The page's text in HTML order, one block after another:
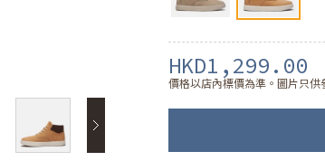
HKD1,299.00
價格以店內標價為準。圖片只供